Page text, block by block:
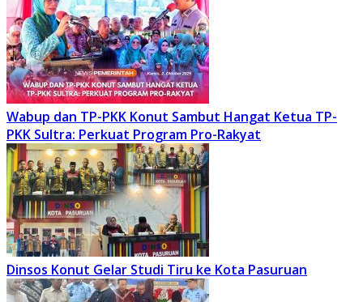
Wabup dan TP-PKK Konut Sambut Hangat Ketua TP-
PKK Sultra: Perkuat Program Pro-Rakyat
Dinsos Konut Gelar Studi Tiru ke Kota Pasuruan